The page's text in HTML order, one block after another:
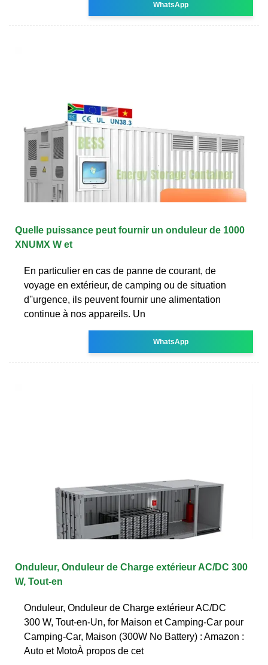
WhatsApp
Quelle puissance peut fournir un onduleur de 1000
XNUMX W et
En particulier en cas de panne de courant, de
voyage en extérieur, de camping ou de situation
d''urgence, ils peuvent fournir une alimentation
continue à nos appareils. Un
WhatsApp
Onduleur, Onduleur de Charge extérieur AC/DC 300
W, Tout-en
Onduleur, Onduleur de Charge extérieur AC/DC
300 W, Tout-en-Un, for Maison et Camping-Car pour
Camping-Car, Maison (300W No Battery) : Amazon :
Auto et MotoÀ propos de cet